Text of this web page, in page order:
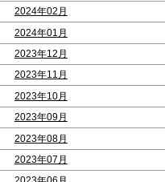
2024年02月
2024年01月
2023年12月
2023年11月
2023年10月
2023年09月
2023年08月
2023年07月